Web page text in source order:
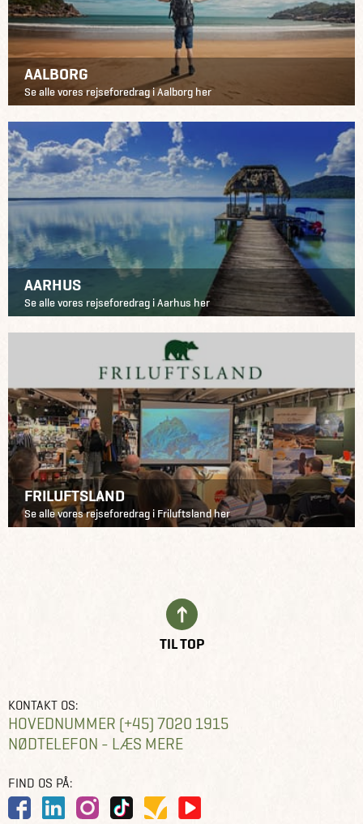
AALBORG
Se alle vores rejseforedrag i Aalborg her
AARHUS
Se alle vores rejseforedrag i Aarhus her
FRILUFTSLAND
Se alle vores rejseforedrag i Friluftsland her
TIL TOP
KONTAKT OS:
HOVEDNUMMER (+45) 7020 1915
NØDTELEFON - LÆS MERE
FIND OS PÅ: